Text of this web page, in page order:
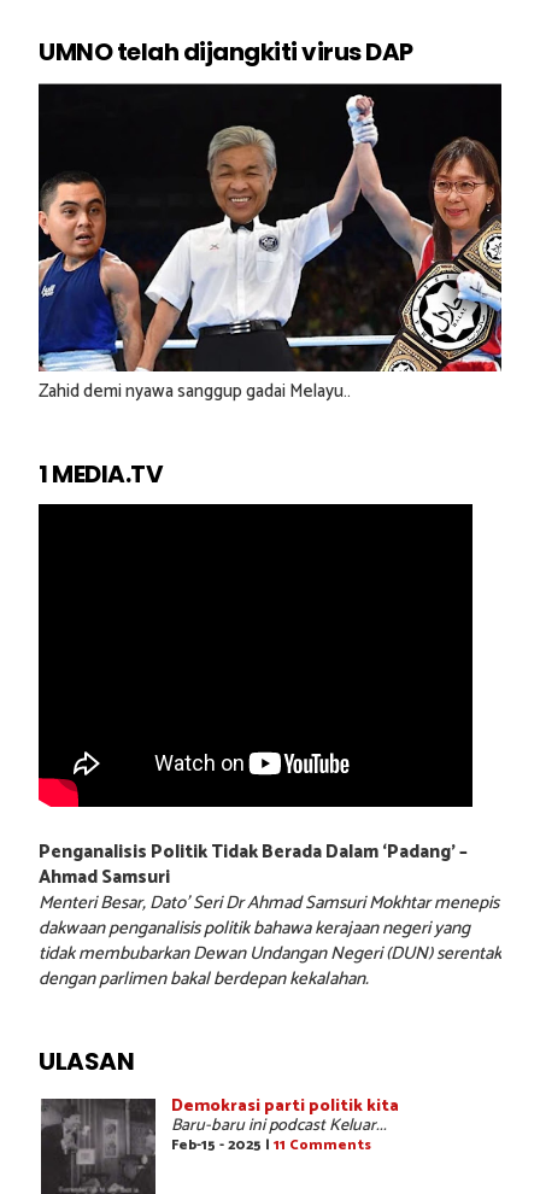
UMNO telah dijangkiti virus DAP
Zahid demi nyawa sanggup gadai Melayu..
1 MEDIA.TV
Penganalisis Politik Tidak Berada Dalam ‘Padang’ –
Ahmad Samsuri
Menteri Besar, Dato’ Seri Dr Ahmad Samsuri Mokhtar menepis
dakwaan penganalisis politik bahawa kerajaan negeri yang
tidak membubarkan Dewan Undangan Negeri (DUN) serentak
dengan parlimen bakal berdepan kekalahan.
ULASAN
Demokrasi parti politik kita
Baru-baru ini podcast Keluar...
Feb-15 - 2025 | 11 Comments